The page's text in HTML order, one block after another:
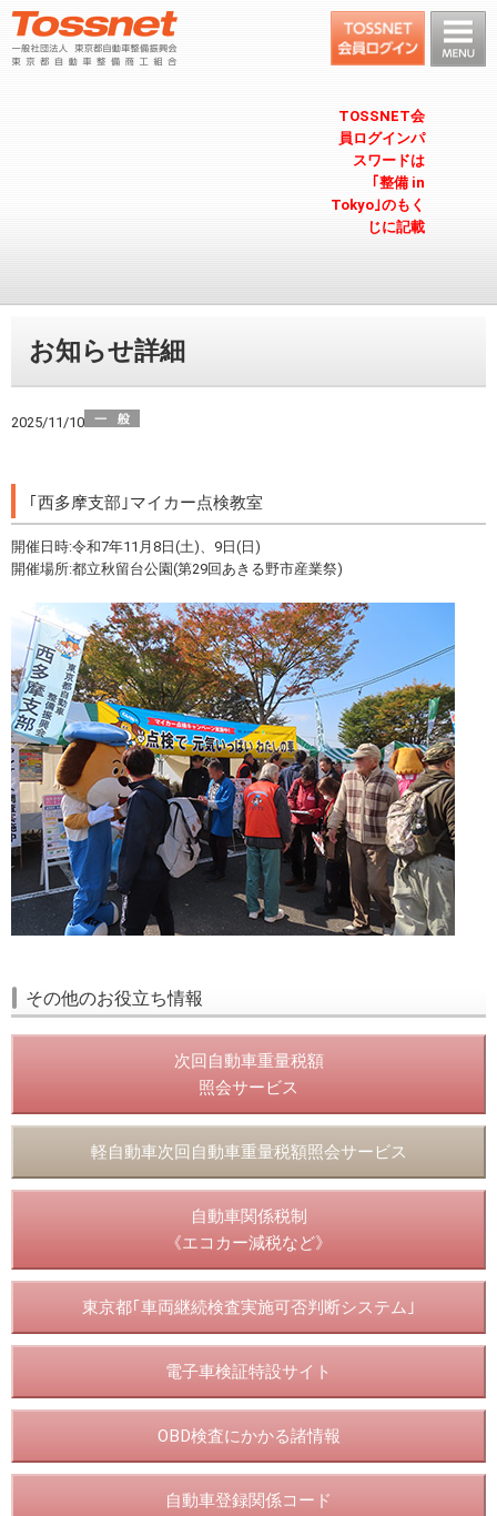
TOSSNET会
員ログインパ
スワードは
｢整備 in
Tokyo｣のもく
じに記載
お知らせ詳細
2025/11/10
｢西多摩支部｣マイカー点検教室
開催日時:令和7年11月8日(土)、9日(日)
開催場所:都立秋留台公園(第29回あきる野市産業祭)
その他のお役立ち情報
次回自動車重量税額
照会サービス
軽自動車次回自動車重量税額照会サービス
自動車関係税制
《エコカー減税など》
東京都｢車両継続検査実施可否判断システム｣
電子車検証特設サイト
OBD検査にかかる諸情報
自動車登録関係コード